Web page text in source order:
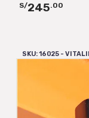
S/245.00
SKU: 16025 -